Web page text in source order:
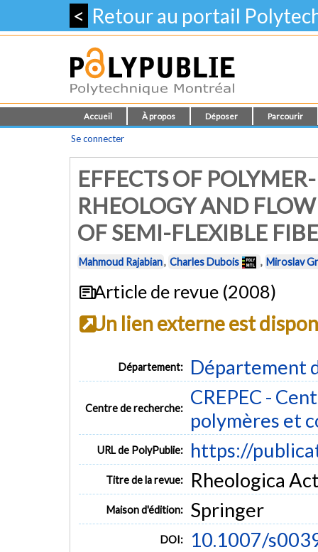
< Retour au portail
Accueil À propos Déposer Parcourir
Se connecter
EFFECTS OF
RHEOLOGY AND
OF SEMI-FLEXIBLE
Mahmoud Rajabian, Charles Dubois , Miroslav
Article de revue (2008)
Un lien externe est
Département: Département
Centre de recherche:
CREPEC -
polymères et
URL de PolyPublie: https://
Titre de la revue: Rheologica
Maison d'édition: Springer
DOI: 10.1007/